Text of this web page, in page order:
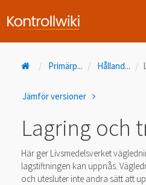
Primärp... Hålland...
Jämför versioner
Lagring och
Här ger Livsmedelsverket
lagstiftningen kan uppnås.
och utesluter inte andra sätt att